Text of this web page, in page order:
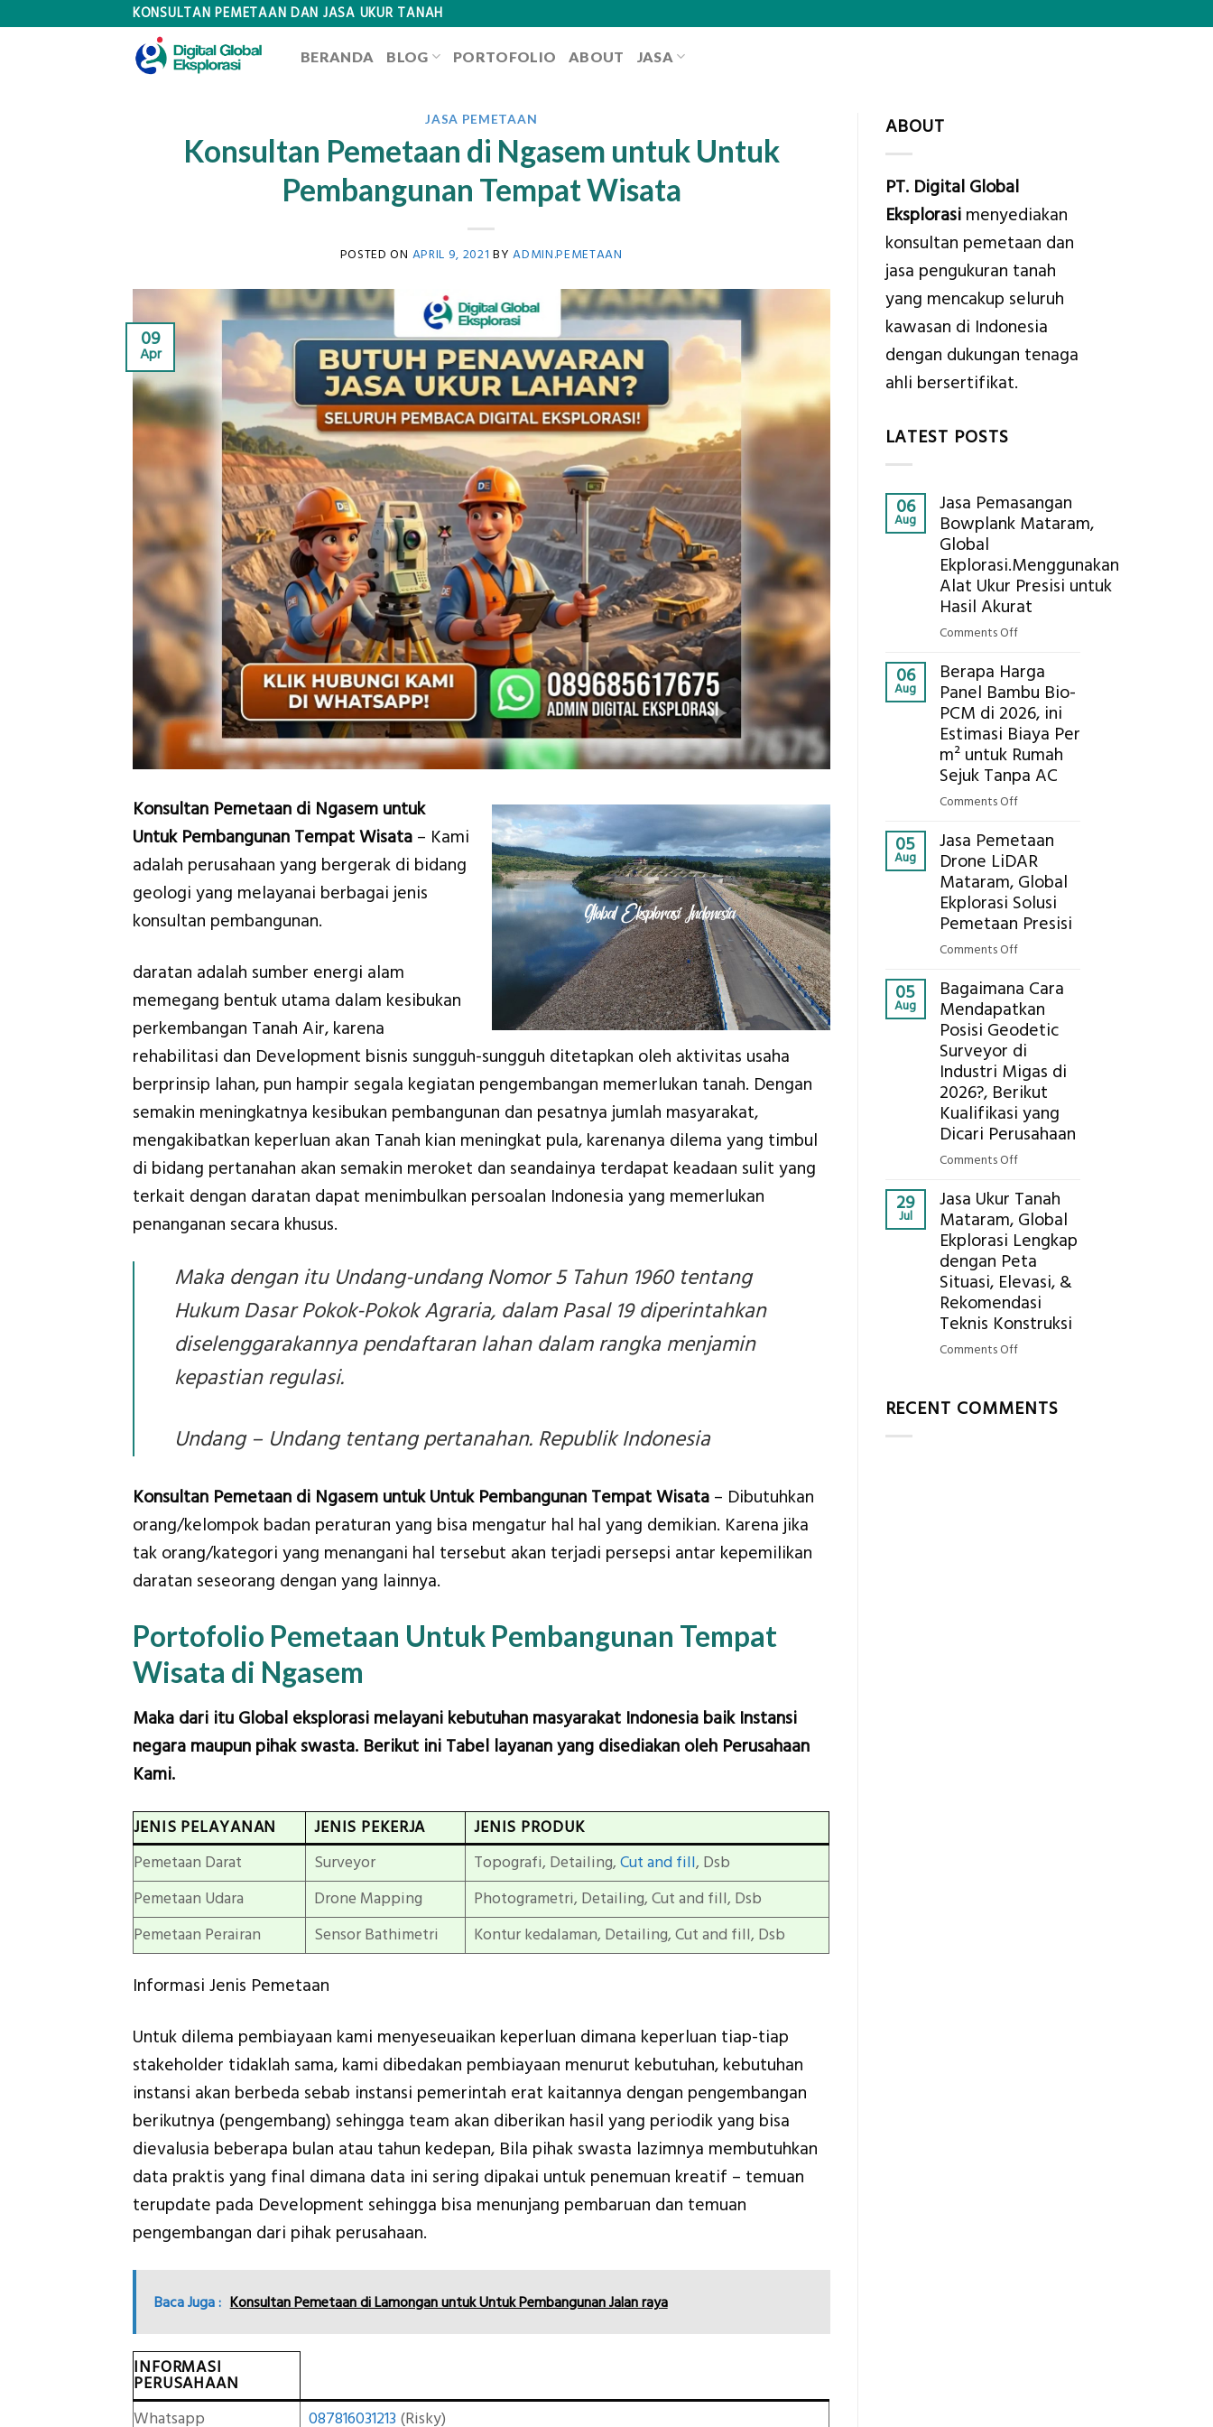
KONSULTAN PEMETAAN DAN JASA UKUR TANAH
BERANDA BLOG PORTOFOLIO ABOUT JASA
JASA PEMETAAN
Konsultan Pemetaan di Ngasem untuk Untuk
Pembangunan Tempat Wisata
POSTED ON APRIL 9, 2021 BYADMIN.PEMETAAN
09
Apr
Konsultan Pemetaan di Ngasem untuk
Untuk Pembangunan Tempat Wisata – Kami
adalah perusahaan yang bergerak di bidang
geologi yang melayanai berbagai jenis
konsultan pembangunan.
daratan adalah sumber energi alam
memegang bentuk utama dalam kesibukan
perkembangan Tanah Air, karena
rehabilitasi dan Development bisnis sungguh-sungguh ditetapkan oleh aktivitas usaha
berprinsip lahan, pun hampir segala kegiatan pengembangan memerlukan tanah. Dengan
semakin meningkatnya kesibukan pembangunan dan pesatnya jumlah masyarakat,
mengakibatkan keperluan akan Tanah kian meningkat pula, karenanya dilema yang timbul
di bidang pertanahan akan semakin meroket dan seandainya terdapat keadaan sulit yang
terkait dengan daratan dapat menimbulkan persoalan Indonesia yang memerlukan
penanganan secara khusus.
Maka dengan itu Undang-undang Nomor 5 Tahun 1960 tentang
Hukum Dasar Pokok-Pokok Agraria, dalam Pasal 19 diperintahkan
diselenggarakannya pendaftaran lahan dalam rangka menjamin
kepastian regulasi.
Undang – Undang tentang pertanahan. Republik Indonesia
Konsultan Pemetaan di Ngasem untuk Untuk Pembangunan Tempat Wisata – Dibutuhkan
orang/kelompok badan peraturan yang bisa mengatur hal hal yang demikian. Karena jika
tak orang/kategori yang menangani hal tersebut akan terjadi persepsi antar kepemilikan
daratan seseorang dengan yang lainnya.
Portofolio Pemetaan Untuk Pembangunan Tempat
Wisata di Ngasem
Maka dari itu Global eksplorasi melayani kebutuhan masyarakat Indonesia baik Instansi
negara maupun pihak swasta. Berikut ini Tabel layanan yang disediakan oleh Perusahaan
Kami.
JENIS PELAYANAN JENIS PEKERJA
JENIS PRODUK
Pemetaan Darat
Surveyor Topografi, Detailing, Cut and fill, Dsb
Pemetaan Udara
Drone Mapping
Photogrametri, Detailing, Cut and fill, Dsb
Pemetaan Perairan
Sensor Bathimetri Kontur kedalaman, Detailing, Cut and fill, Dsb
Informasi Jenis Pemetaan
Untuk dilema pembiayaan kami menyeseuaikan keperluan dimana keperluan tiap-tiap
stakeholder tidaklah sama, kami dibedakan pembiayaan menurut kebutuhan, kebutuhan
instansi akan berbeda sebab instansi pemerintah erat kaitannya dengan pengembangan
berikutnya (pengembang) sehingga team akan diberikan hasil yang periodik yang bisa
dievalusia beberapa bulan atau tahun kedepan, Bila pihak swasta lazimnya membutuhkan
data praktis yang final dimana data ini sering dipakai untuk penemuan kreatif – temuan
terupdate pada Development sehingga bisa menunjang pembaruan dan temuan
pengembangan dari pihak perusahaan.
Baca Juga : Konsultan Pemetaan di Lamongan untuk Untuk Pembangunan Jalan raya
INFORMASI
PERUSAHAAN
Whatsapp
087816031213 (Risky)
ABOUT
PT. Digital Global
Eksplorasimenyediakan
konsultan pemetaan dan
jasa pengukuran tanah
yang mencakup seluruh
kawasan di Indonesia
dengan dukungan tenaga
ahli bersertifikat.
LATEST POSTS
06
Aug
Jasa Pemasangan
Bowplank Mataram,
Global
Ekplorasi.Menggunakan
Alat Ukur Presisi untuk
Hasil Akurat
Comments Offon
Pemasangan
Bowplank
Mataram,
Global
Ekplorasi.Menggunakan
Alat
untuk
Hasil
Akurat
06
Aug
Berapa Harga
Panel Bambu Bio-
PCM di 2026, ini
Estimasi Biaya Per
m² untuk Rumah
Sejuk Tanpa AC
Comments Offon
Harga
Panel
Bambu
Bio-
PCM
Estimasi
Biaya
Per
m²
untuk
Rumah
Sejuk
Tanpa
AC
05
Aug
Jasa Pemetaan
Drone LiDAR
Mataram, Global
Ekplorasi Solusi
Pemetaan Presisi
Comments Offon
Pemetaan
Drone
LiDAR
Mataram,
Global
Ekplorasi
Solusi
Pemetaan
05
Aug
Bagaimana Cara
Mendapatkan
Posisi Geodetic
Surveyor di
Industri Migas di
2026?, Berikut
Kualifikasi yang
Dicari Perusahaan
Comments Offon
Cara
Mendapatkan
Posisi
Geodetic
Surveyor
di
Industri
Berikut
Kualifikasi
29
Jul
Jasa Ukur Tanah
Mataram, Global
Ekplorasi Lengkap
dengan Peta
Situasi, Elevasi, &
Rekomendasi
Teknis Konstruksi
Comments Offon
Tanah
RECENT COMMENTS